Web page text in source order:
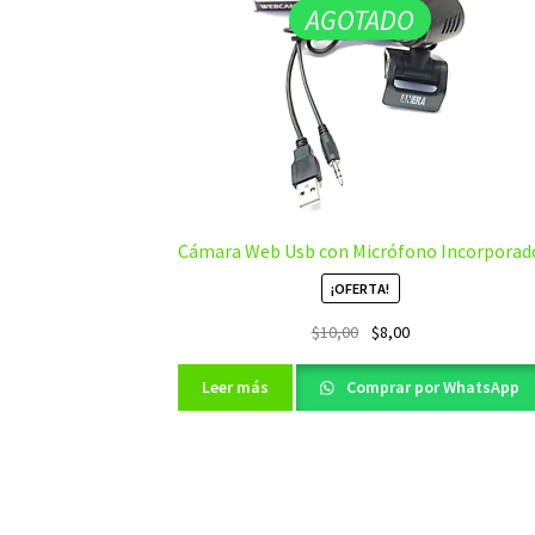
AGOTADO
Cámara Web Usb con Micrófono
¡OFERTA!
$10,00
El
original
era:
$8,00El
actual
es:
Leer más Comprar por WhatsApp